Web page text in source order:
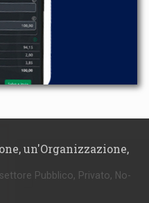
un'Organizzazione,
Pubblico, Privato, No-